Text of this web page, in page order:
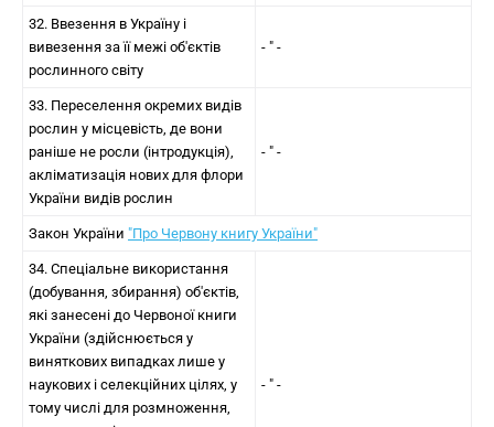
32. Ввезення в Україну і
вивезення за її межі об'єктів
рослинного світу
- " -
33. Переселення окремих видів
рослин у місцевість, де вони
раніше не росли (інтродукція),
акліматизація нових для флори
України видів рослин
- " -
Закон України "Про Червону книгу України"
34. Спеціальне використання
(добування, збирання) об'єктів,
які занесені до Червоної книги
України (здійснюється у
виняткових випадках лише у
наукових і селекційних цілях, у
тому числі для розмноження,
- " -